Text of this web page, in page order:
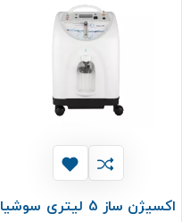
اکسیژن ساز 5 لیتری سوشیا